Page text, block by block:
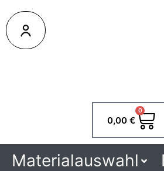
0,00 €
0
Materialauswahl